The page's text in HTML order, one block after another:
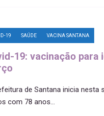
19 SAÚDE VACINA SANTANA
19: vacinação para
de Santana inicia nesta
com 78 anos...